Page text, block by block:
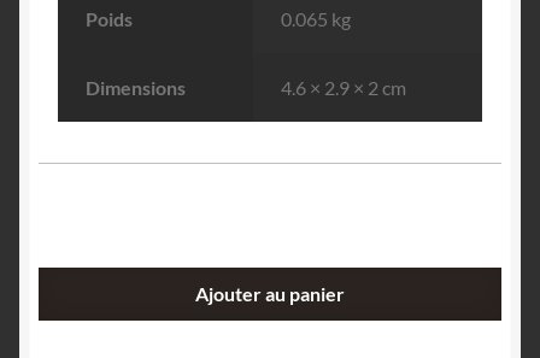
Poids 0.065 kg
Dimensions 4.6 × 2.9 × 2 cm
Ajouter au panier